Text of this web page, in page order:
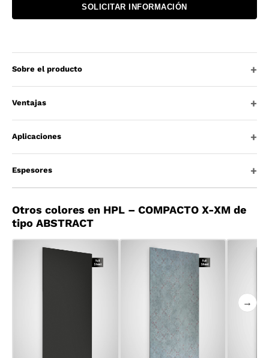
SOLICITAR INFORMACIÓN
Sobre el producto
Ventajas
Aplicaciones
Espesores
Otros colores en HPL – COMPACTO X-XM de
tipo ABSTRACT
→